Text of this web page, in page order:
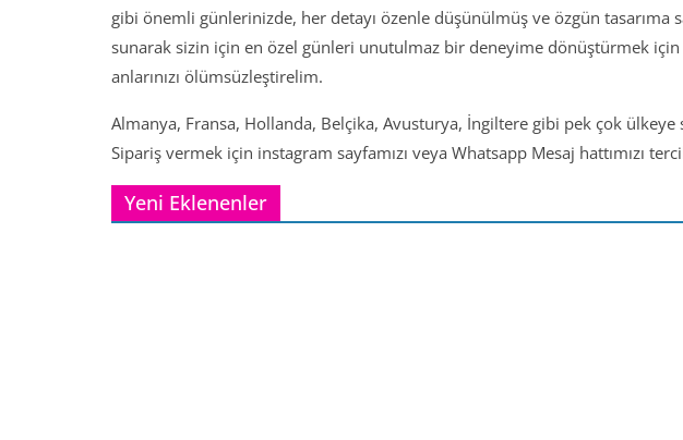
gibi önemli günlerinizde, her detayı özenle düşünülmüş ve özgün
sunarak sizin için en özel günleri unutulmaz bir deneyime dönüştürmek için
anlarınızı ölümsüzleştirelim.
Almanya, Fransa, Hollanda, Belçika, Avusturya, İngiltere gibi pek çok
Sipariş vermek için instagram sayfamızı veya Whatsapp Mesaj hattımızı
Yeni Eklenenler